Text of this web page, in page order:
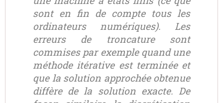
sont en fin de compte tous les
ordinateurs numériques). Les
erreurs de troncature sont
commises par exemple quand une
méthode itérative est terminée et
que la solution approchée obtenue
diffère de la solution exacte. De